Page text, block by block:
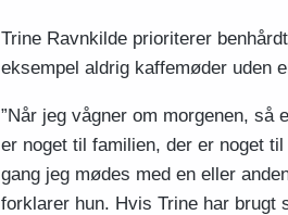
Trine Ravnkilde prioriterer
eksempel aldrig kaffemøder uden
”Når jeg vågner om morgenen,
er noget til familien, der er noget
gang jeg mødes med en eller
forklarer hun. Hvis Trine har brugt